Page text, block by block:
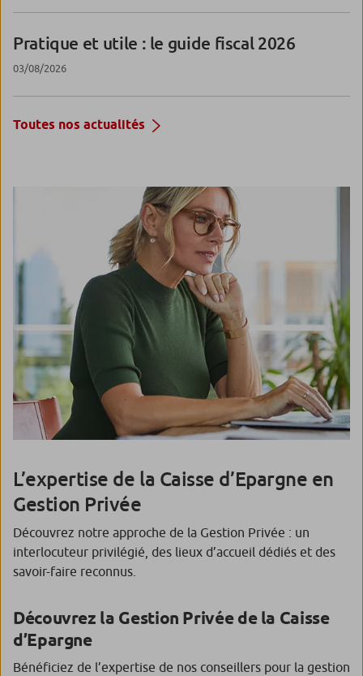
Pratique et utile : le guide fiscal 2026
03/08/2026
Toutes nos actualités
L’expertise de la Caisse d’Epargne en
Gestion Privée
Découvrez notre approche de la Gestion Privée : un
interlocuteur privilégié, des lieux d’accueil dédiés et des
savoir-faire reconnus.
Découvrez la Gestion Privée de la Caisse
d’Epargne
Bénéficiez de l’expertise de nos conseillers pour la gestion